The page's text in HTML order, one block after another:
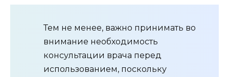
Тем не менее, важно принимать во
внимание необходимость
консультации врача перед
использованием, поскольку